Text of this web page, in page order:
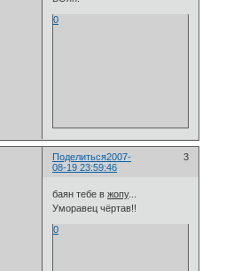
0
Поделиться 3
2007-
08-19 23:59:46
баян тебе вжопу...
Уморавец чёртав!!
0